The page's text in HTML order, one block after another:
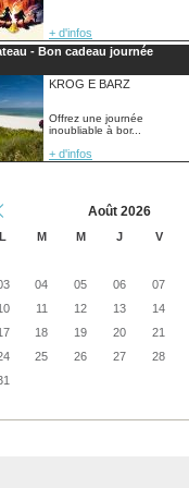
+ d'infos
+ d'infos
- Bon cadeau journée
KROG E BARZ
Offrez une journée
inoubliable à bor...
Août 2026
L M M J V
04 05 06 07
11 12 13 14
18 19 20 21
25 26 27 28